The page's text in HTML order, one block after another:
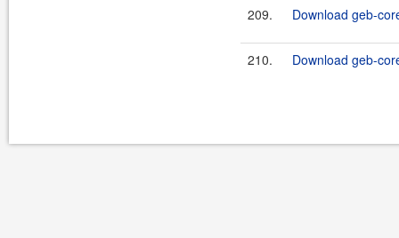
209. Download geb-
210. Download geb-